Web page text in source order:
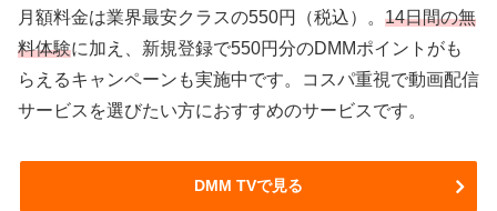
月額料金は業界最安クラスの550円（税込）。 14日間の無
料体験に加え、新規登録で550円分のDMMポイントがも
らえるキャンペーンも実施中です。コスパ重視で動画配信
サービスを選びたい方におすすめのサービスです。
DMM TVで見る